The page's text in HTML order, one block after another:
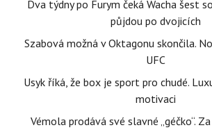
Dva týdny po Furym čeká Wacha šest
půjdou po dvojicích
Szabová možná v Oktagonu skončila.
UFC
Usyk říká, že box je sport pro chudé.
motivaci
Vémola prodává své slavné „géčko“.